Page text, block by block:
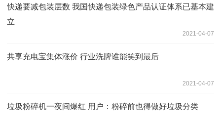
快递要减包装层数 我国快递包装绿色产品认证体系已基本建
立
2021-04-07
共享充电宝集体涨价 行业洗牌谁能笑到最后
2021-04-07
垃圾粉碎机一夜间爆红 用户：粉碎前也得做好垃圾分类